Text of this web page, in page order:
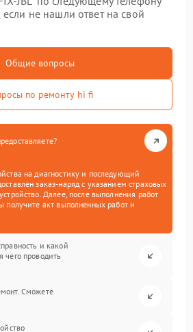
если не нашли ответ на свой
Общие вопросы
по ремонту hi fi
на диагностику и последующий
заказ-наряд с указанием страховых
Далее, после выполнения работ
получите акт выполненных работ и
и какой
чего проводить
Сможете